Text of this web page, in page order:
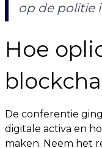
op de politie
Hoe
De conferentie
digitale activa en
maken. Neem het